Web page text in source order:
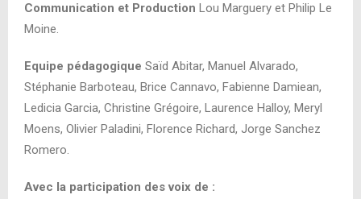
Communication et Production Lou Marguery et Philip Le
Moine.
Equipe pédagogique Saïd Abitar, Manuel Alvarado,
Stéphanie Barboteau, Brice Cannavo, Fabienne Damiean,
Ledicia Garcia, Christine Grégoire, Laurence Halloy, Meryl
Moens, Olivier Paladini, Florence Richard, Jorge Sanchez
Romero.
Avec la participation des voix de :